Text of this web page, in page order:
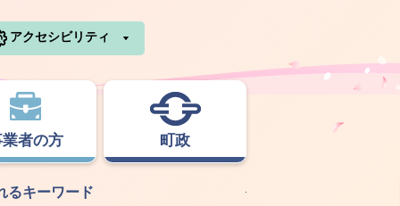
アクセシビリティ
者の方 町政
るキーワード